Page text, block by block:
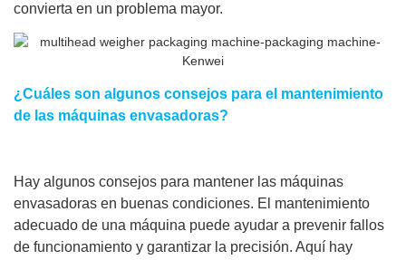
convierta en un problema mayor.
¿Cuáles son algunos consejos para el mantenimiento
de las máquinas envasadoras?
Hay algunos consejos para mantener las máquinas
envasadoras en buenas condiciones. El mantenimiento
adecuado de una máquina puede ayudar a prevenir fallos
de funcionamiento y garantizar la precisión. Aquí hay